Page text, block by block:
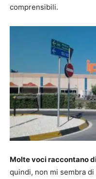
comprensibili.
Molte voci raccontano
quindi, non mi sembra